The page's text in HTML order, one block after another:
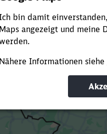
Es dauert
Suchbegriffe